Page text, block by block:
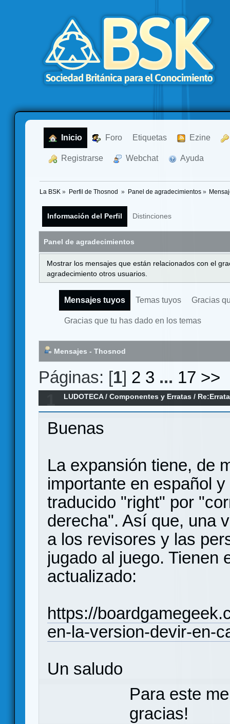
Inicio Foro Etiquetas Ezine
Registrarse Webchat Ayuda
La BSK » Perfil de Thosnod » Panel de agradecimientos»
Información del Perfil Distinciones
Panel de agradecimientos
Mostrar los mensajes que están relacionados con el
agradecimiento otros usuarios.
Mensajes tuyos Temas tuyos Gracias
Gracias que tu has dado en los temas
Mensajes - Thosnod
Páginas: [1] 2 3 ... 17 >>
LUDOTECA/Componentes y Erratas /
faltan
Buenas
La expansión tiene, de
importante en español
traducido "right" por
derecha". Así que, una
a los revisores y las
jugado al juego. Tienen
actualizado:
https://
en-la-version-devir-en-
Un saludo
Para este
gracias!